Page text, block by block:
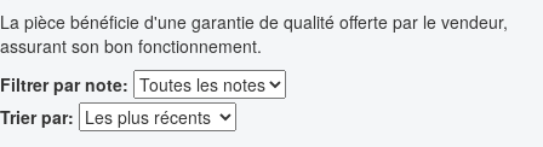
La pièce bénéficie d'une garantie de qualité offerte par le vendeur,
assurant son bon fonctionnement.
Filtrer par note:
Trier par: